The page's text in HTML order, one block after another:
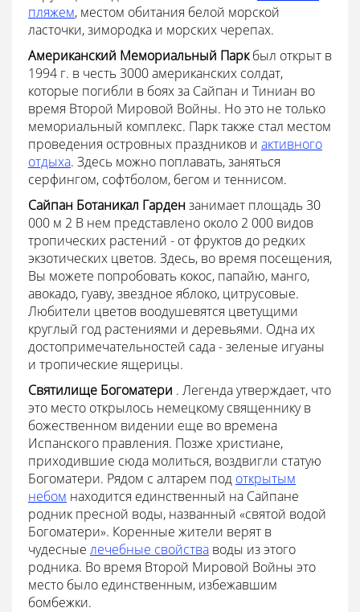
пляжем, местом обитания белой морской
ласточки, зимородка и морских черепах.
Американский Мемориальный Паркбыл открыт в
1994 г. в честь 3000 американских солдат,
которые погибли в боях за Сайпан и Тиниан во
время Второй Мировой Войны. Но это не только
мемориальный комплекс. Парк также стал местом
проведения островных праздников и активного
отдыха. Здесь можно поплавать, заняться
серфингом, софтболом, бегом и теннисом.
Сайпан Ботаникал Гарден занимает площадь 30
000 м 2 В нем представлено около 2 000 видов
тропических растений - от фруктов до редких
экзотических цветов. Здесь, во время посещения,
Вы можете попробовать кокос, папайю, манго,
авокадо, гуаву, звездное яблоко, цитрусовые.
Любители цветов воодушевятся цветущими
круглый год растениями и деревьями. Одна их
достопримечательностей сада - зеленые игуаны
и тропические ящерицы.
Святилище Богоматери . Легенда утверждает, что
это место открылось немецкому священнику в
божественном видении еще во времена
Испанского правления. Позже христиане,
приходившие сюда молиться, воздвигли статую
Богоматери. Рядом с алтарем под открытым
небом находится единственный на Сайпане
родник пресной воды, названный «святой водой
Богоматери». Коренные жители верят в
чудесные лечебные свойства воды из этого
родника. Во время Второй Мировой Войны это
место было единственным, избежавшим
бомбежки.